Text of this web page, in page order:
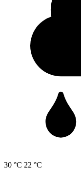
30 °C 22 °C